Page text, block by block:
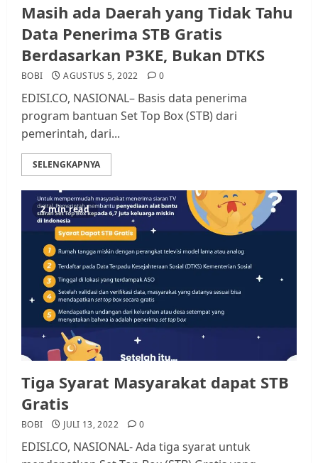
Masih ada Daerah yang Tidak Tahu
Data Penerima STB Gratis
Berdasarkan P3KE, Bukan DTKS
BOBI AGUSTUS 5, 2022 0
EDISI.CO, NASIONAL– Basis data penerima
program bantuan Set Top Box (STB) dari
pemerintah, dari...
SELENGKAPNYA
2 min read
Tiga Syarat Masyarakat dapat STB
Gratis
BOBI JULI 13, 2022 0
EDISI.CO, NASIONAL- Ada tiga syarat untuk